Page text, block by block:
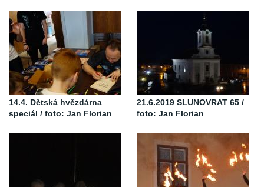
14.4. Dětská hvězdárna
speciál / foto: Jan Florian
21.6.2019 SLUNOVRAT 65 /
foto: Jan Florian